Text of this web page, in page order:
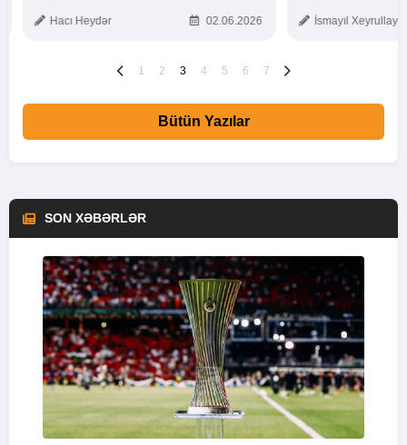
Hacı Heydər 02.06.2026 İsmayıl
1 2 3 4 5 6 7
Bütün Yazılar
SON XƏBƏRLƏR